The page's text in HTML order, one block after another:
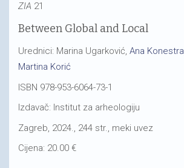
ZIA 21
Between Global and Local
Urednici: Marina Ugarković, Ana Konestra
Martina Korić
ISBN 978-953-6064-73-1
Izdavač: Institut za arheologiju
Zagreb, 2024., 244 str., meki uvez
Cijena: 20.00 €